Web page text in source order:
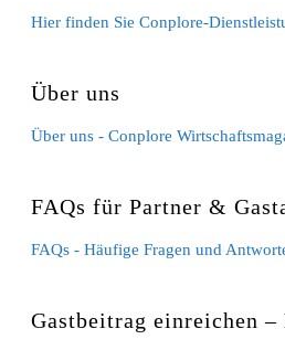
Hier finden Sie Conplore-
Über uns
Über uns - Conplore
FAQs für Partner &
FAQs - Häufige Fragen und
Gastbeitrag einreichen –